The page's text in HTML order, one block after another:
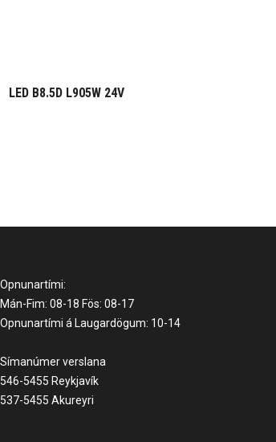
LED B8.5D L905W 24V
Opnunartími:
Mán-Fim: 08-18 Fös: 08-17
Opnunartími á Laugardögum: 10-14
Símanúmer verslana
546-5455 Reykjavík
537-5455 Akureyri